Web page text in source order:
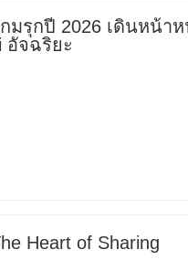
มรุกปี 2026 เดินหน้า
อัจฉริยะ
Heart of Sharing